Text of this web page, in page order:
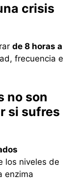
crisis
de 8 horas a
frecuencia e
no son
si sufres
los niveles de
enzima